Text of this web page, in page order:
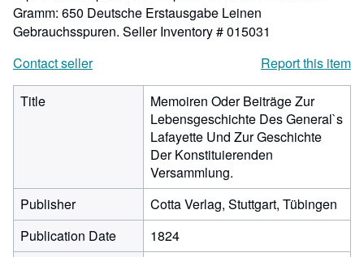
Gramm: 650 Deutsche Erstausgabe Leinen
Gebrauchsspuren. Seller Inventory # 015031
Contact seller
Report this item
Title
Memoiren Oder Beiträge Zur
Lebensgeschichte Des General`s
Lafayette Und Zur Geschichte
Der Konstituierenden
Versammlung.
Publisher
Cotta Verlag, Stuttgart, Tübingen
Publication Date
1824